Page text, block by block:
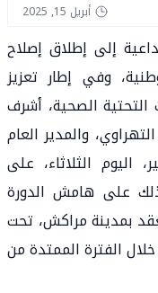
أبريل 15, 2025
إلى إطلاق إصلاح
وفي إطار تعزيز
التحتية الصحية، أشرف
والمدير العام
اليوم الثلاثاء، على
على هامش الدورة
بمدينة مراكش، تحت
الفترة الممتدة من